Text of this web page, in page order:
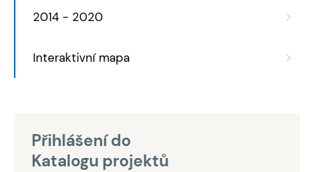
2014 - 2020
Interaktivní mapa
Přihlášení do
Katalogu projektů